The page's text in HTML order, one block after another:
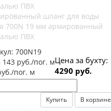
шланг для воды
700N 19 мм армированный
ПВХ
700N19
143 руб./пог. м
пог. м
Цена за бухту:
4290 руб.
Купить В корзине